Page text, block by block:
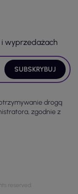
wyprzedażach
drogą
zgodnie z
reserved.